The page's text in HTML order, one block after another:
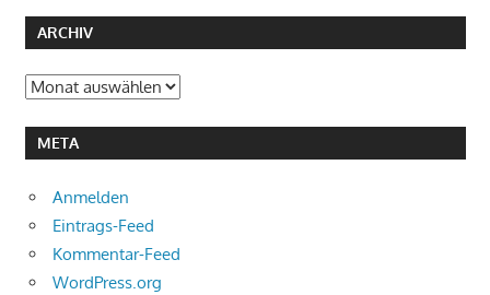
ARCHIV
Archiv
META
Anmelden
Eintrags-Feed
Kommentar-Feed
WordPress.org